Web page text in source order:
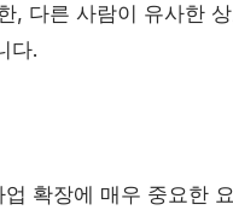
, 다른 사람이 유사한
다.
확장에 매우 중요한